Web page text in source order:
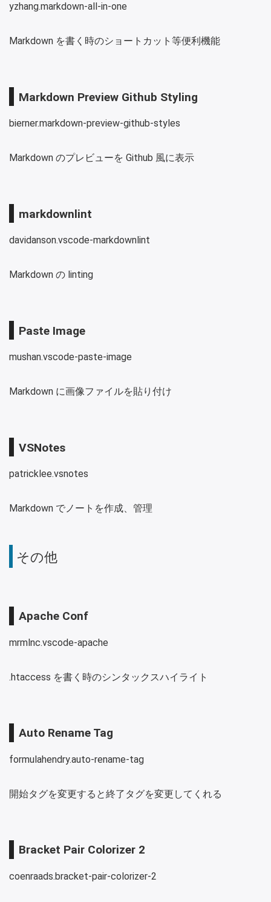
yzhang.markdown-all-in-one
Markdown を書く時のショートカット等便利機能
Markdown Preview Github Styling
bierner.markdown-preview-github-styles
Markdown のプレビューを Github 風に表示
markdownlint
davidanson.vscode-markdownlint
Markdown の linting
Paste Image
mushan.vscode-paste-image
Markdown に画像ファイルを貼り付け
VSNotes
patricklee.vsnotes
Markdown でノートを作成、管理
その他
Apache Conf
mrmlnc.vscode-apache
.htaccess を書く時のシンタックスハイライト
Auto Rename Tag
formulahendry.auto-rename-tag
開始タグを変更すると終了タグを変更してくれる
Bracket Pair Colorizer 2
coenraads.bracket-pair-colorizer-2